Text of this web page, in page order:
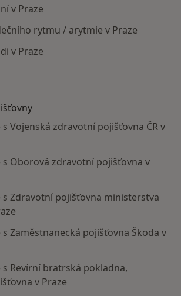
v Praze
rytmu / arytmie v Praze
v Praze
Vojenská zdravotní pojišťovna ČR v
Oborová zdravotní pojišťovna v
s Zdravotní pojišťovna ministerstva
Zaměstnanecká pojišťovna Škoda v
Revírní bratrská pokladna,
v Praze